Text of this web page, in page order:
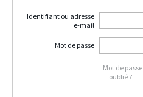
Identifiant ou adresse
e-mail
Mot de passe
Mot de passe
oublié ?